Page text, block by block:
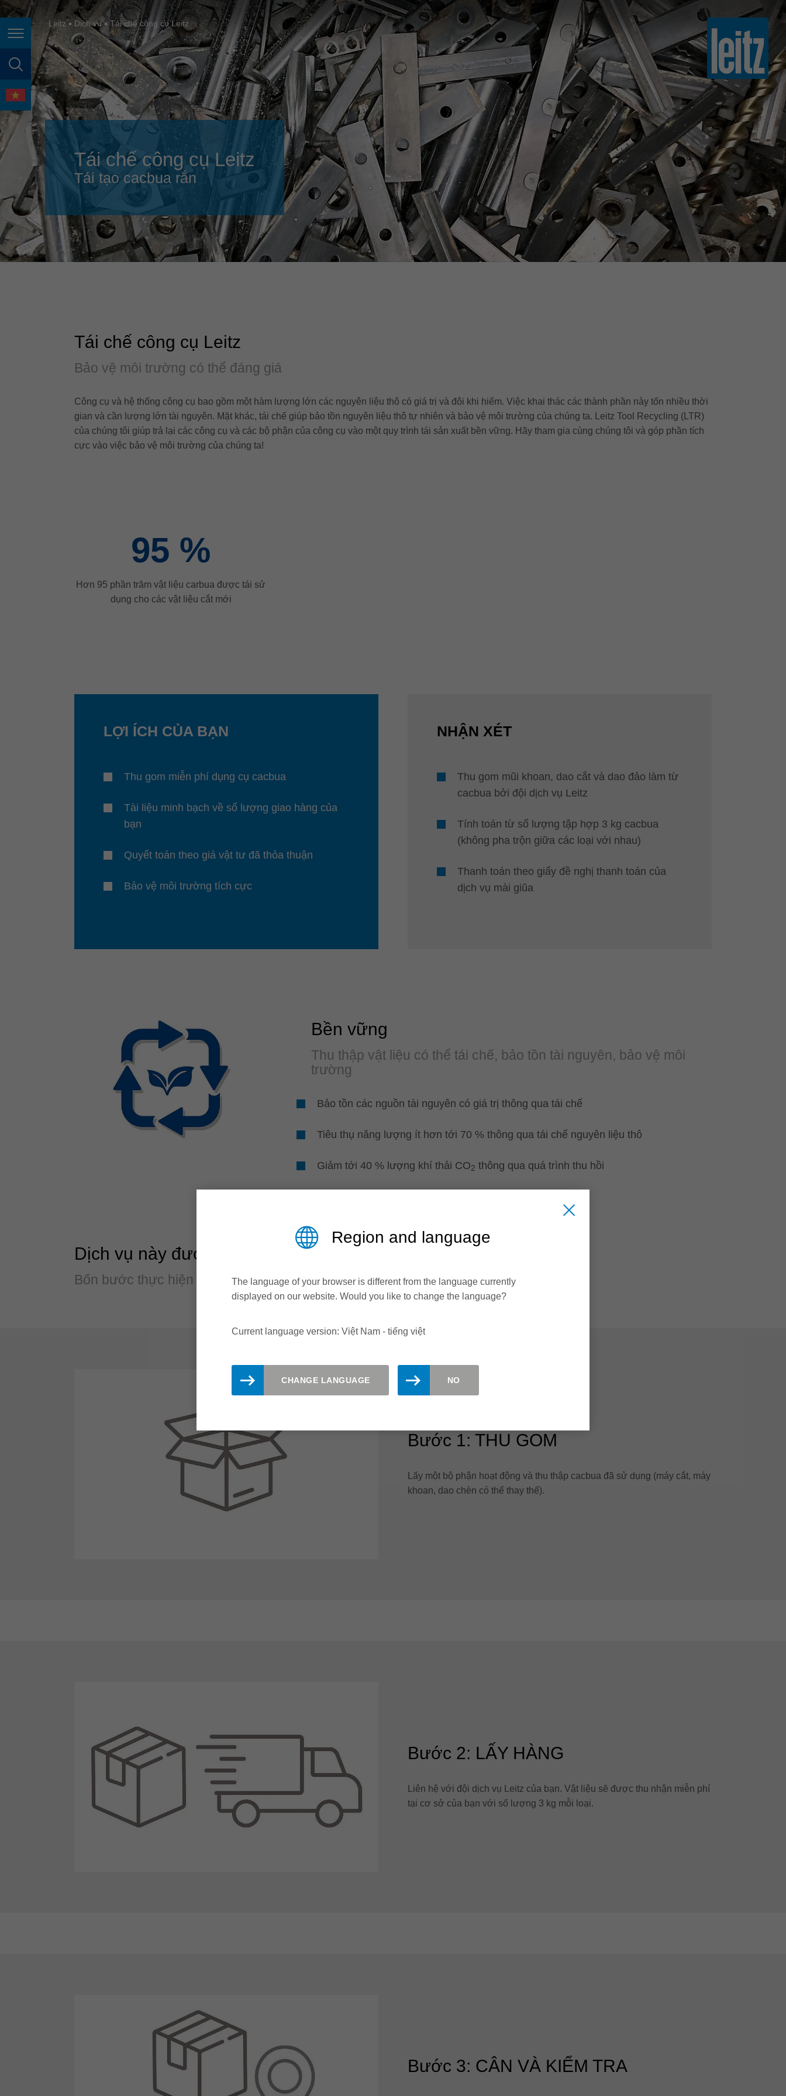
Điều hướng trang
tìm kiếm trang
ngôn ngữ
France français
Great Britain english
Italia italiano
India english
Japan (日本) 日本語
Lietuva english
Magyarország magyar
Malaysia english
México español
Suomi english
Taiwan english
Türkiye türkçe
USA english
Việt Nam tiếng việt
中国 中文
ประเทศไทย ไทย
Україна yкраїнська
Leitz Dịch vụ Tái chế công cụ Leitz
Tái chế công cụ Leitz
Tái tạo cacbua rắn
Tái chế công cụ Leitz
Bảo vệ môi trường có thể đáng giá
Công cụ và hệ thống công cụ bao gồm một hàm lượng lớn các nguyên liệu thô có giá trị và đôi khi hiếm. Việc khai thác các thành phần này tốn nhiều thời
gian và cần lượng lớn tài nguyên. Mặt khác, tái chế giúp bảo tồn nguyên liệu thô tự nhiên và bảo vệ môi trường của chúng ta. Leitz Tool Recycling (LTR)
của chúng tôi giúp trả lại các công cụ và các bộ phận của công cụ vào một quy trình tái sản xuất bền vững. Hãy tham gia cùng chúng tôi và góp phần tích
cực vào việc bảo vệ môi trường của chúng ta!
95 %
Hơn 95 phần trăm vật liệu carbua được tái sử
dụng cho các vật liệu cắt mới
LỢI ÍCH CỦA BẠN
Thu gom miễn phí dụng cụ cacbua
Tài liệu minh bạch về số lượng giao hàng của
bạn
Quyết toán theo giá vật tư đã thỏa thuận
Bảo vệ môi trường tích cực
NHẬN XÉT
Thu gom mũi khoan, dao cắt và dao đảo làm từ
cacbua bởi đội dịch vụ Leitz
Tính toán từ số lượng tập hợp 3 kg cacbua
(không pha trộn giữa các loại với nhau)
Thanh toán theo giấy đề nghị thanh toán của
dịch vụ mài giũa
Bền vững
Thu thập vật liệu có thể tái chế, bảo tồn tài nguyên, bảo vệ môi
trường
Bảo tồn các nguồn tài nguyên có giá trị thông qua tái chế
Tiêu thụ năng lượng ít hơn tới 70 % thông qua tái chế nguyên liệu thô
Giảm tới 40 % lượng khí thải CO2 thông qua quá trình thu hồi
Dịch vụ này được thực hiện như thế nào:
Bốn bước thực hiện để bền vững hơn:
Bước 1: THU GOM
Lấy một bộ phận hoạt động và thu thập cacbua đã sử dụng (máy cắt, máy
khoan, dao chèn có thể thay thế).
Bước 2: LẤY HÀNG
Liên hệ với đội dịch vụ Leitz của bạn. Vật liệu sẽ được thu nhận miễn phí
tại cơ sở của bạn với số lượng 3 kg mỗi loại.
Bước 3: CÂN VÀ KIỂM TRA
Region and language
The language of your browser is different from the language currently
displayed on our website. Would you like to change the language?
Current language version: Việt Nam - tiếng việt
CHANGE LANGUAGE NO